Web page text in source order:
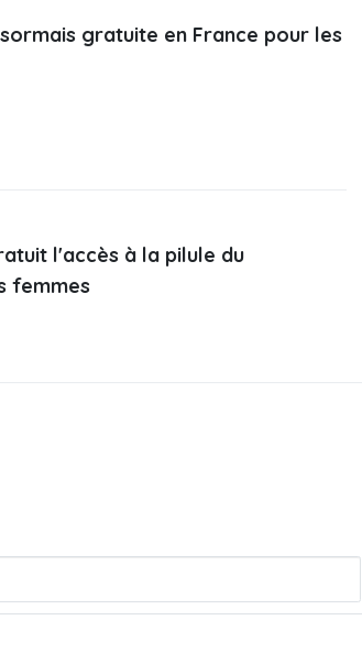
gratuite en France pour les
l'accès à la pilule du
femmes